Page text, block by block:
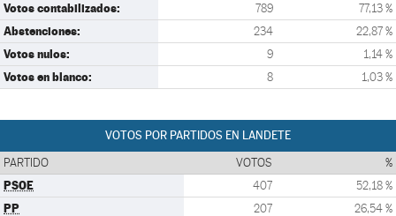
Votos contabilizados: 789 77,13 %
Abstenciones: 234 22,87 %
Votos nulos: 9 1,14 %
Votos en blanco: 8 1,03 %
VOTOS POR PARTIDOS EN LANDETE
PARTIDO VOTOS %
PSOE 407 52,18 %
PP 207 26,54 %